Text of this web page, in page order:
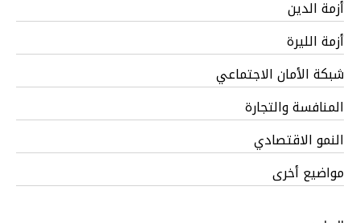
أزمة الدين
أزمة الليرة
شبكة الأمان الاجتماعي
المنافسة والتجارة
النمو الاقتصادي
مواضيع أخرى